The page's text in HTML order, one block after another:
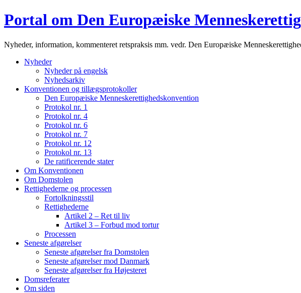
Portal om Den Europæiske
Nyheder, information, kommenteret retspraksis mm. vedr. Den Europæiske
Nyheder
Nyheder på engelsk
Nyhedsarkiv
Konventionen og tillægsprotokoller
Den Europæiske Menneskerettighedskonvention
Protokol nr. 1
Protokol nr. 4
Protokol nr. 6
Protokol nr. 7
Protokol nr. 12
Protokol nr. 13
De ratificerende stater
Om Konventionen
Om Domstolen
Rettighederne og processen
Fortolkningsstil
Rettighederne
Artikel 2 – Ret til liv
Artikel 3 – Forbud mod tortur
Processen
Seneste afgørelser
Seneste afgørelser fra Domstolen
Seneste afgørelser mod Danmark
Seneste afgørelser fra Højesteret
Domsreferater
Om siden